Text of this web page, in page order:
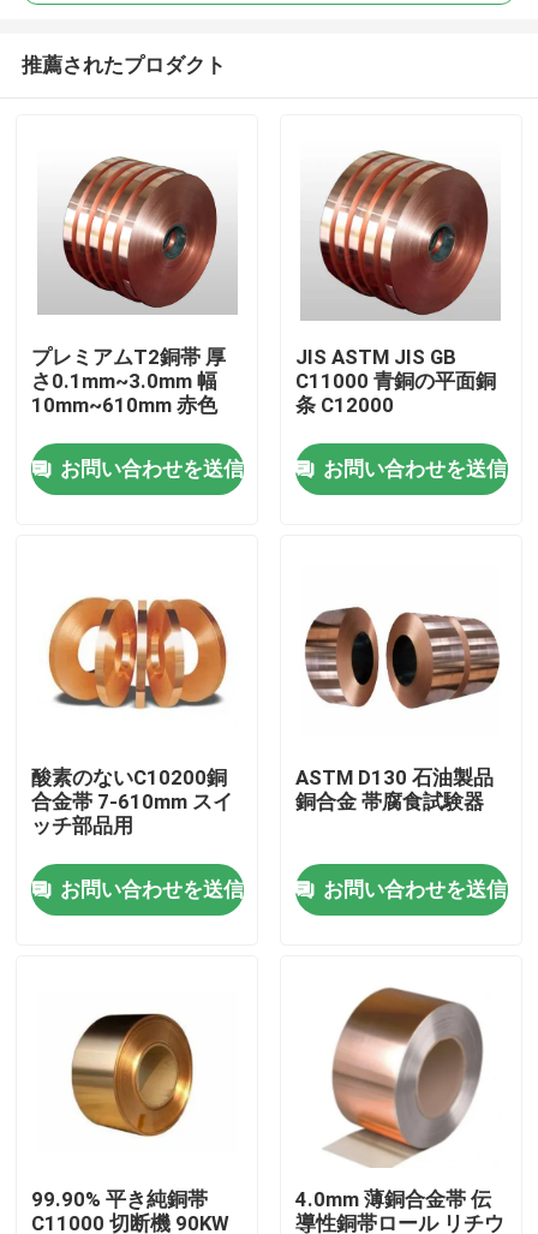
製品
わたしたち に つい て
工場 ツアー
品質管理
引金 を 求め て ください
ステンレス鋼の管の管
ステンレス鋼のコイル
ステンレス鋼のプロフィール
推薦されたプロダクト
プレミアムT2銅帯 厚
さ0.1mm~3.0mm 幅
10mm~610mm 赤色
お問い合わせを送信
JIS ASTM JIS GB
C11000 青銅の平面銅
条 C12000
お問い合わせを送信
酸素のないC10200銅
合金帯 7-610mm スイ
ッチ部品用
お問い合わせを送信
ASTM D130 石油製品
銅合金 帯腐食試験器
お問い合わせを送信
99.90% 平き純銅帯
C11000 切断機 90KW
4.0mm 薄銅合金帯 伝
導性銅帯ロール リチウ